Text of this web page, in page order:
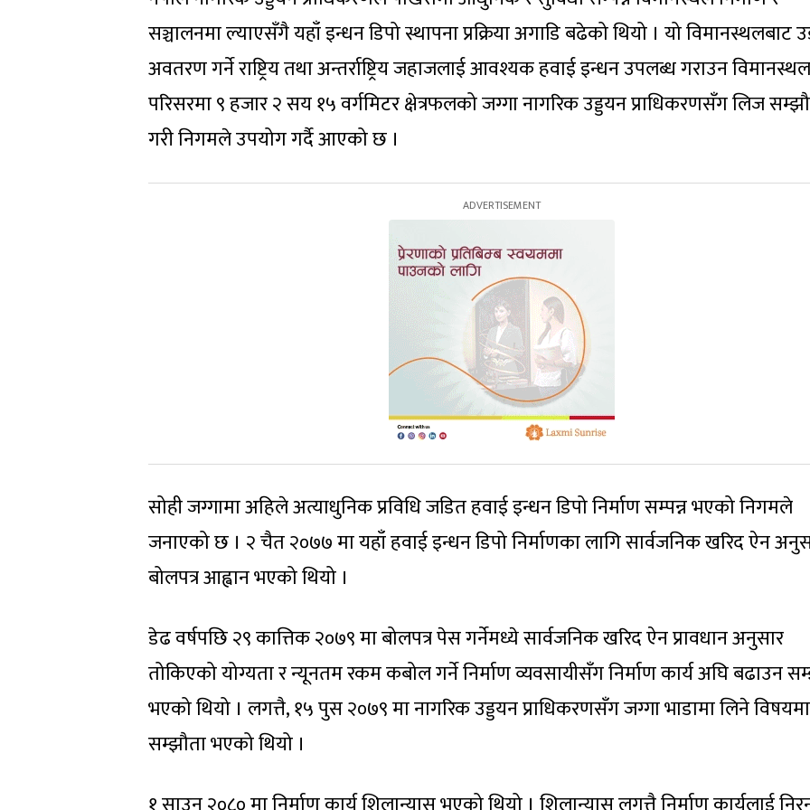
सञ्चालनमा ल्याएसँगै यहाँ इन्धन डिपो स्थापना प्रक्रिया अगाडि बढेको थियो । यो विमानस्थलबाट
अवतरण गर्ने राष्ट्रिय तथा अन्तर्राष्ट्रिय जहाजलाई आवश्यक हवाई इन्धन उपलब्ध गराउन विमानस्थल
परिसरमा ९ हजार २ सय १५ वर्गमिटर क्षेत्रफलको जग्गा नागरिक उड्डयन प्राधिकरणसँग लिज
गरी निगमले उपयोग गर्दै आएको छ ।
सोही जग्गामा अहिले अत्याधुनिक प्रविधि जडित हवाई इन्धन डिपो निर्माण सम्पन्न भएको निगमले
जनाएको छ । २ चैत २०७७ मा यहाँ हवाई इन्धन डिपो निर्माणका लागि सार्वजनिक खरिद ऐन
बोलपत्र आह्वान भएको थियो ।
डेढ वर्षपछि २९ कात्तिक २०७९ मा बोलपत्र पेस गर्नेमध्ये सार्वजनिक खरिद ऐन प्रावधान अनुसार
तोकिएको योग्यता र न्यूनतम रकम कबोल गर्ने निर्माण व्यवसायीसँग निर्माण कार्य अघि बढाउन
भएको थियो । लगत्तै, १५ पुस २०७९ मा नागरिक उड्डयन प्राधिकरणसँग जग्गा भाडामा लिने विषयमा
सम्झौता भएको थियो ।